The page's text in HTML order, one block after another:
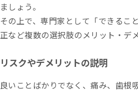
ましょう。
その上で、専門家として「できるこ
正など複数の選択肢のメリット・デ
リスクやデメリットの説明
良いことばかりでなく、痛み、歯根